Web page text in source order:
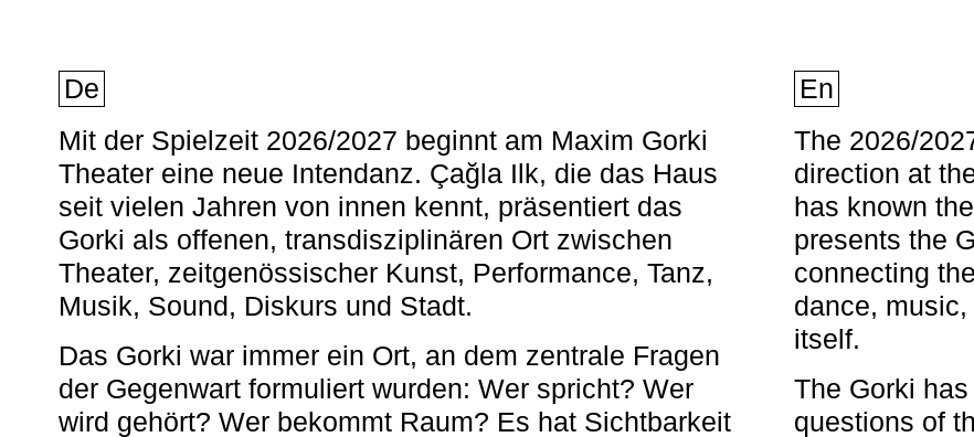
De
Mit der Spielzeit 2026/2027 beginnt am Maxim Gorki
Theater eine neue Intendanz. Çağla Ilk, die das Haus
seit vielen Jahren von innen kennt, präsentiert das
Gorki als offenen, transdisziplinären Ort zwischen
Theater, zeitgenössischer Kunst, Performance, Tanz,
Musik, Sound, Diskurs und Stadt.
Das Gorki war immer ein Ort, an dem zentrale Fragen
der Gegenwart formuliert wurden: Wer spricht? Wer
wird gehört? Wer bekommt Raum? Es hat Sichtbarkeit
En
The 2026/
direction at
has known
presents the
connecting
dance,
itself.
The Gorki
questions of